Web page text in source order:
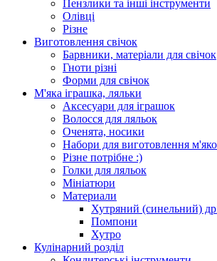
Пензлики та інші інструменти
Олівці
Різне
Виготовлення свічок
Барвники, матеріали для свічок
Гноти різні
Форми для свічок
М'яка іграшка, ляльки
Аксесуари для іграшок
Волосся для ляльок
Оченята, носики
Набори для виготовлення
Різне потрібне :)
Голки для ляльок
Мініатюри
Материали
Хутряний (синельний)
Помпони
Хутро
Кулінарний розділ